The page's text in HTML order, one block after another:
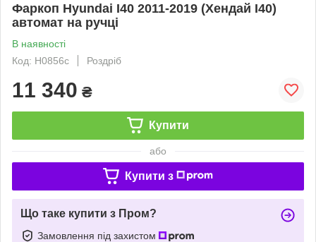
Фаркоп Hyundai I40 2011-2019 (Хендай I40)
автомат на ручці
В наявності
Код: H0856c
Роздріб
11 340 ₴
Купити
або
Купити з
Що таке купити з Пром?
Замовлення під захистом